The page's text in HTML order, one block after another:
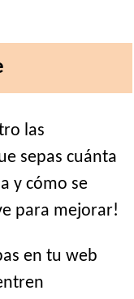
las
sepas cuánta
y cómo se
para mejorar!
en tu web